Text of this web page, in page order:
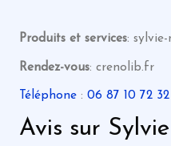
Produits et services:
Rendez-vous: crenolib.fr
Téléphone: 06 87 10 72 32
Avis sur